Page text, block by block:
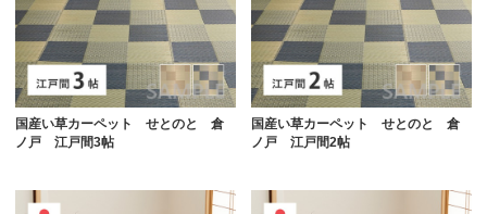
国産い草カーペット せとのと 倉
ノ戸 江戸間3帖
国産い草カーペット せとのと 倉
ノ戸 江戸間2帖